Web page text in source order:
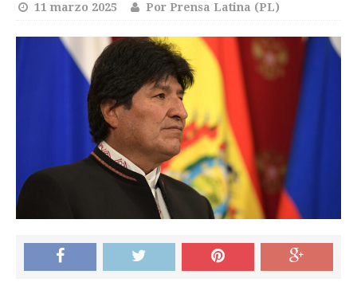
11 marzo 2025 Por Prensa Latina (PL)